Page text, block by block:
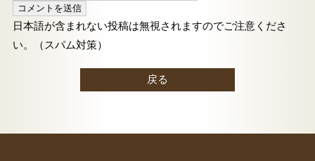
日本語が含まれない投稿は無視されますのでご注意くださ
い。（スパム対策）
戻る